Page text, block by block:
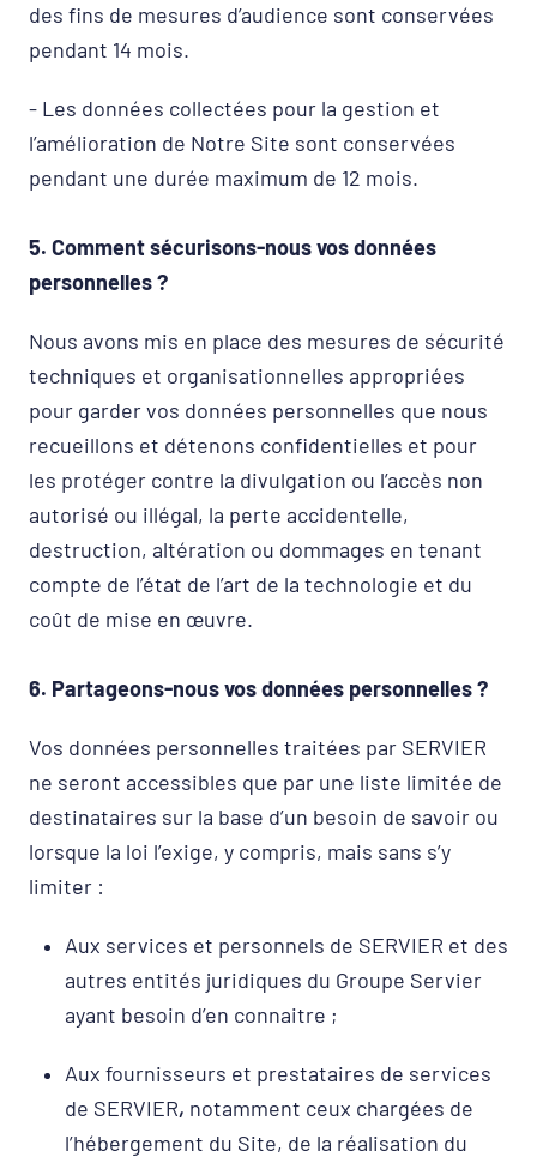
des fins de mesures d’audience sont conservées
pendant 14 mois.
- Les données collectées pour la gestion et
l’amélioration de Notre Site sont conservées
pendant une durée maximum de 12 mois.
5. Comment sécurisons-nous vos données
personnelles ?
Nous avons mis en place des mesures de sécurité
techniques et organisationnelles appropriées
pour garder vos données personnelles que nous
recueillons et détenons confidentielles et pour
les protéger contre la divulgation ou l’accès non
autorisé ou illégal, la perte accidentelle,
destruction, altération ou dommages en tenant
compte de l’état de l’art de la technologie et du
coût de mise en œuvre.
6. Partageons-nous vos données personnelles ?
Vos données personnelles traitées par SERVIER
ne seront accessibles que par une liste limitée de
destinataires sur la base d’un besoin de savoir ou
lorsque la loi l’exige, y compris, mais sans s’y
limiter :
Aux services et personnels de SERVIER et des
autres entités juridiques du Groupe Servier
ayant besoin d’en connaitre ;
Aux fournisseurs et prestataires de services
de SERVIER, notamment ceux chargées de
l’hébergement du Site, de la réalisation du